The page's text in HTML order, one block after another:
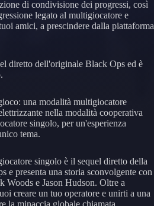
di condivisione dei progressi, così
legato al multigiocatore e
amici, a prescindere dalla piattaforma
diretto dell'originale Black Ops ed è
una modalità multigiocatore
nella modalità cooperativa
singolo, per un'esperienza
tema.
singolo è il sequel diretto della
e presenta una storia sconvolgente con
e Jason Hudson. Oltre a
creare un tuo operatore e unirti a una
la minaccia globale chiamata